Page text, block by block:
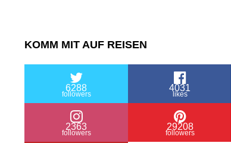
KOMM MIT AUF REISEN
6288
followers
4031
likes
2363
followers
29208
followers